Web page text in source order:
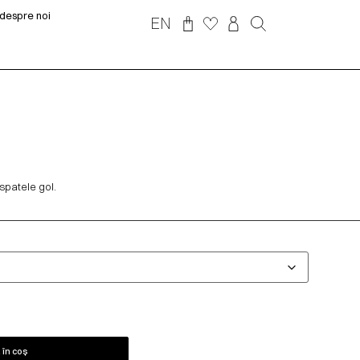
noi EN
gol.
coș